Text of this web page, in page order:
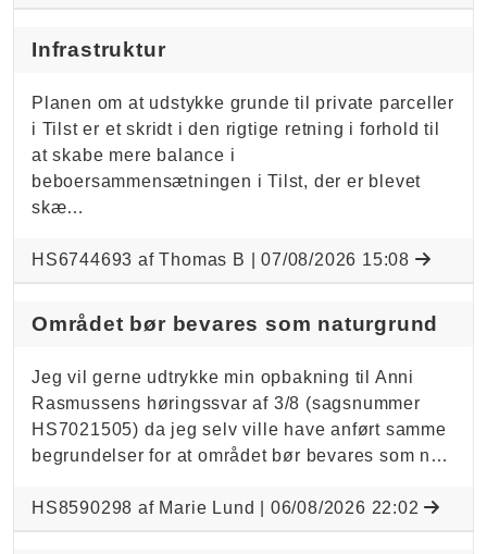
Infrastruktur
Planen om at udstykke grunde til private parceller
i Tilst er et skridt i den rigtige retning i forhold til
at skabe mere balance i
beboersammensætningen i Tilst, der er blevet
skæ…
HS6744693 af Thomas B |07/08/2026 15:08
Området bør bevares som naturgrund
Jeg vil gerne udtrykke min opbakning til Anni
Rasmussens høringssvar af 3/8 (sagsnummer
HS7021505) da jeg selv ville have anført samme
begrundelser for at området bør bevares som n…
HS8590298 af Marie Lund | 06/08/2026 22:02